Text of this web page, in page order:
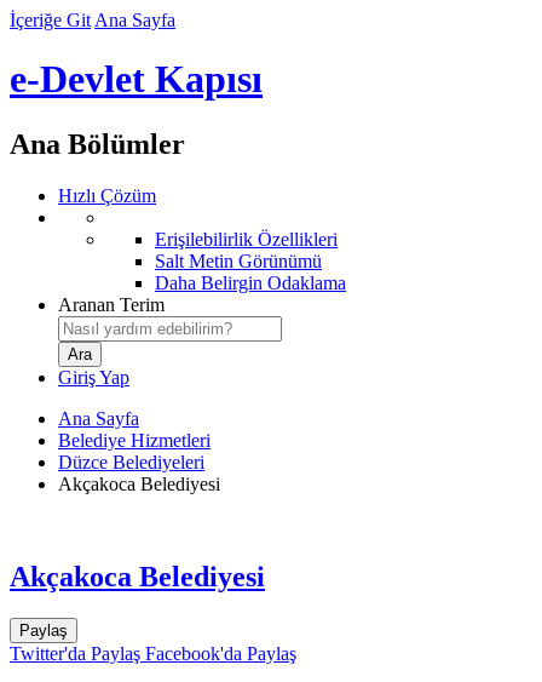
İçeriğe Git Ana Sayfa
e-Devlet Kapısı
Ana Bölümler
Hızlı Çözüm
Erişilebilirlik Özellikleri
Salt Metin Görünümü
Daha Belirgin Odaklama
Aranan Terim
Giriş Yap
Ana Sayfa
Belediye Hizmetleri
Düzce Belediyeleri
Akçakoca Belediyesi
Akçakoca Belediyesi
Paylaş
Twitter'da Paylaş Facebook'da Paylaş